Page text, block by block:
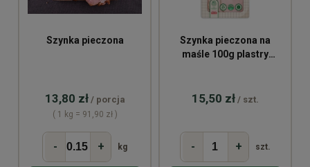
Szynka pieczona
13,80 zł / porcja
( 1 kg = 91,90 zł )
- + kg
Szynka pieczona na
maśle 100g plastry
15,50 zł / szt.
- + szt.